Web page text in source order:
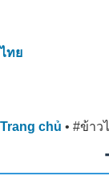
ไทย
Trang chủ • #ข้าว